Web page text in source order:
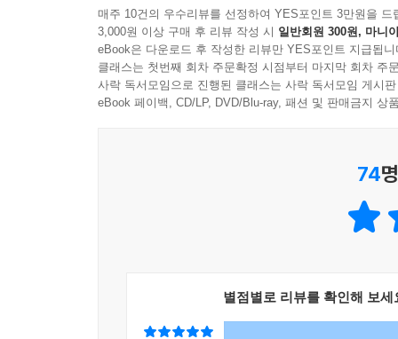
매주 10건의 우수리뷰를 선정하여 YES포인트 3만원을 드
3,000원 이상 구매 후 리뷰 작성 시 일반회원 300원, 마니
eBook은 다운로드 후 작성한 리뷰만 YES포인트 지급됩니
클래스는 첫번째 회차 주문확정 시점부터 마지막 회차 주
사락 독서모임으로 진행된 클래스는 사락 독서모임 게시
eBook 페이백, CD/LP, DVD/Blu-ray, 패션 및 판매금지 상
74
별점별로 리뷰를 확인해 보세